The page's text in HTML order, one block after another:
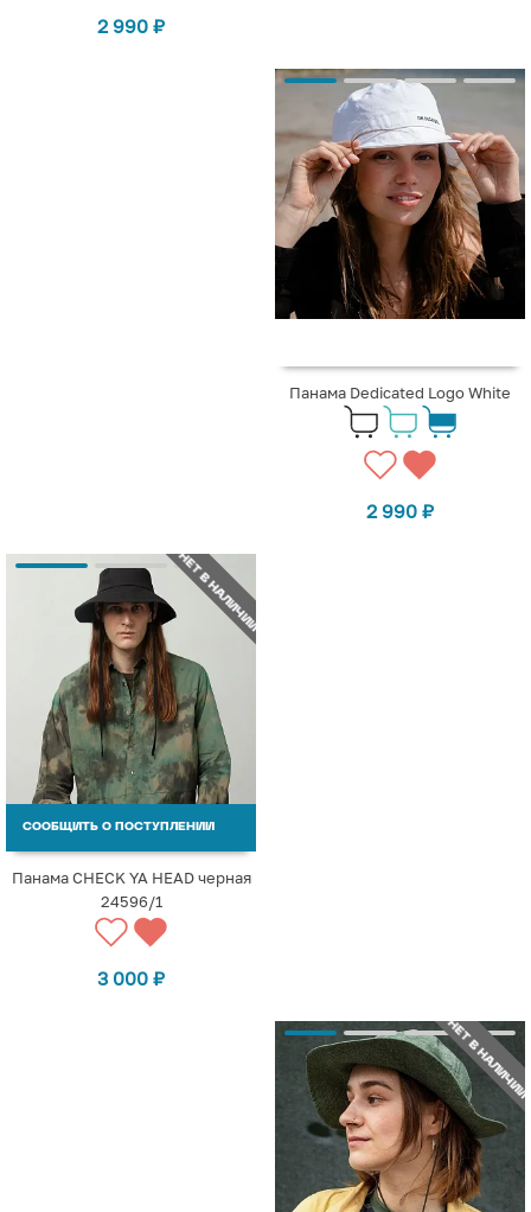
2 990 ₽
Панама Dedicated Logo White
2 990 ₽
НЕТ В НАЛИЧИИ
СООБЩИТЬ О ПОСТУПЛЕНИИ
Панама CHECK YA HEAD черная
24596/1
3 000 ₽
НЕТ В НАЛИЧИИ